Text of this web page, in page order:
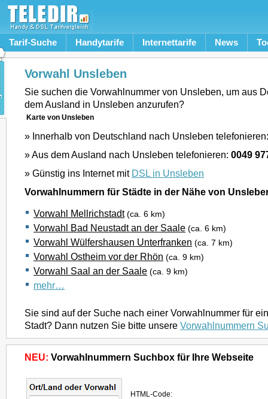
Tarif-Suche Handytarife Internettarife News
Vorwahl Unsleben
Sie suchen die Vorwahlnummer von Unsleben, um aus
dem Ausland in Unsleben anzurufen?
Karte von Unsleben
» Innerhalb von Deutschland nach Unsleben
» Aus dem Ausland nach Unsleben telefonieren: 0049
» Günstig ins Internet mit DSL in Unsleben
Vorwahlnummern für Städte in der Nähe von
Vorwahl Mellrichstadt (ca. 6 km)
Vorwahl Bad Neustadt an der Saale (ca. 6 km)
Vorwahl Wülfershausen Unterfranken (ca. 7 km)
Vorwahl Ostheim vor der Rhön (ca. 9 km)
Vorwahl Saal an der Saale (ca. 9 km)
mehr…
Sie sind auf der Suche nach einer Vorwahlnummer für
Stadt? Dann nutzen Sie bitte unsere Vorwahlnummern
NEU: Vorwahlnummern Suchbox für Ihre Webseite
HTML-Code: